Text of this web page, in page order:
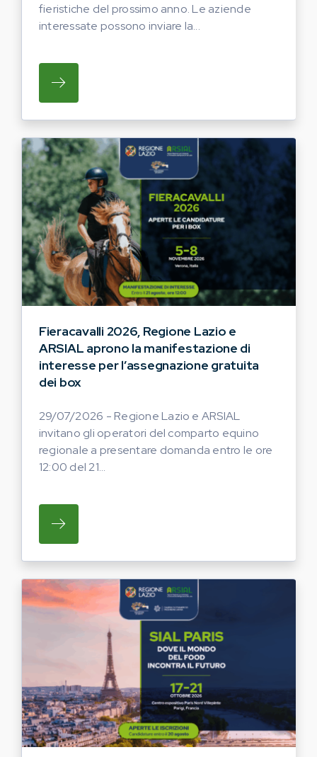
fieristiche del prossimo anno. Le aziende
interessate possono inviare la...
SU REGIONE LAZIO E ARSIAL HANNO
Fieracavalli 2026, Regione Lazio e
ARSIAL aprono la manifestazione di
interesse per l’assegnazione gratuita
dei box
29/07/2026 - Regione Lazio e ARSIAL
invitano gli operatori del comparto equino
regionale a presentare domanda entro le ore
12:00 del 21...
SU REGIONE LAZIO E ARSIAL INVITANO